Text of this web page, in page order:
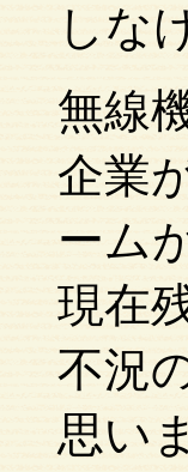
しな
無線
企業
ーム
現在
不況
思い